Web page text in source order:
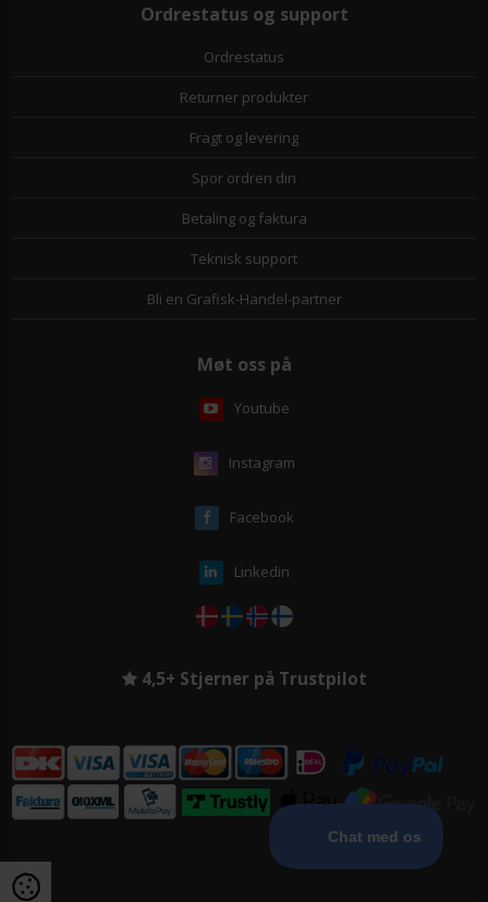
Ordrestatus og support
Ordrestatus
Returner produkter
Fragt og levering
Spor ordren din
Betaling og faktura
Teknisk support
Bli en Grafisk-Handel-partner
Møt oss på
Youtube
Instagram
Facebook
Linkedin
4,5+ Stjerner på Trustpilot